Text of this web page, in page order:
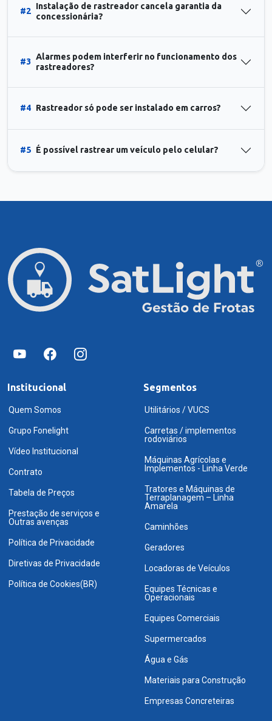
#2
Instalação de rastreador cancela garantia da
concessionária?
#3
Alarmes podem interferir no funcionamento dos
rastreadores?
#4 Rastreador só pode ser instalado em carros?
#5 É possível rastrear um veículo pelo celular?
Institucional
Quem Somos
Grupo Fonelight
Vídeo Institucional
Contrato
Tabela de Preços
Prestação de serviços e
Outras avenças
Política de Privacidade
Diretivas de Privacidade
Política de Cookies(BR)
Segmentos
Utilitários / VUCS
Carretas / implementos
rodoviários
Máquinas Agrícolas e
Implementos - Linha Verde
Tratores e Máquinas de
Terraplanagem – Linha
Amarela
Caminhões
Geradores
Locadoras de Veículos
Equipes Técnicas e
Operacionais
Equipes Comerciais
Supermercados
Água e Gás
Materiais para Construção
Empresas Concreteiras